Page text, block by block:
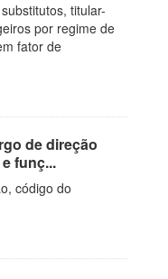
titular-
por regime de
fator de
de direção
funç...
código do